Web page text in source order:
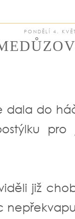
PONDĚLÍ 4.
dala do
pro
již